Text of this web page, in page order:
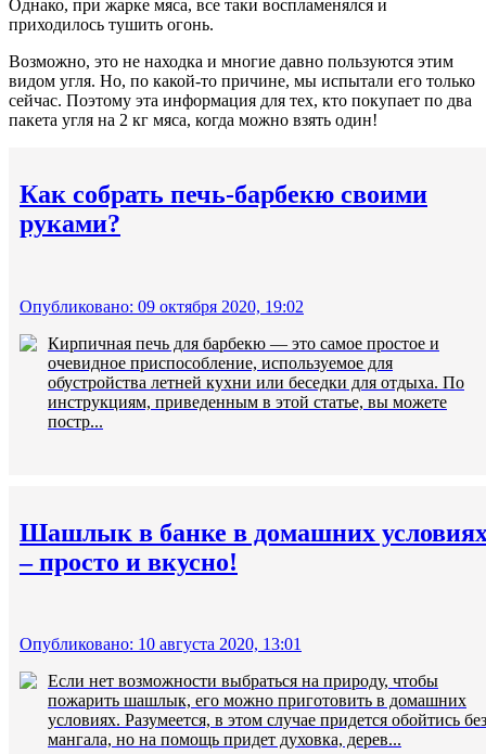
Однако, при жарке мяса, все таки воспламенялся и
приходилось тушить огонь.
Возможно, это не находка и многие давно пользуются этим
видом угля. Но, по какой-то причине, мы испытали его только
сейчас. Поэтому эта информация для тех, кто покупает по два
пакета угля на 2 кг мяса, когда можно взять один!
Как собрать печь-барбекю своими
руками?
Опубликовано: 09 октября 2020, 19:02
Кирпичная печь для барбекю — это самое простое и
очевидное приспособление, используемое для
обустройства летней кухни или беседки для отдыха. По
инструкциям, приведенным в этой статье, вы можете
постр...
Шашлык в банке в домашних
– просто и вкусно!
Опубликовано: 10 августа 2020, 13:01
Если нет возможности выбраться на природу, чтобы
пожарить шашлык, его можно приготовить в домашних
условиях. Разумеется, в этом случае придется обойтись без
мангала, но на помощь придет духовка, дерев...